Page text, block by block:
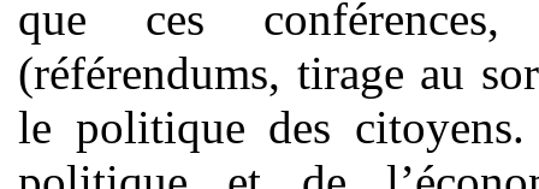
que ces conférences,
(référendums, tirage au
le politique des